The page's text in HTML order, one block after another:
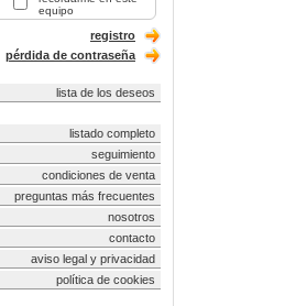
equipo
registro
pérdida de contraseña
lista de los deseos
listado completo
seguimiento
condiciones de venta
preguntas más frecuentes
nosotros
contacto
aviso legal y privacidad
política de cookies